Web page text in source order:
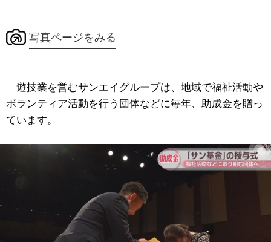
写真ページをみる
遊技業を営むサンエイグループは、地域で福祉活動や
ボランティア活動を行う団体などに毎年、助成金を贈っ
ています。